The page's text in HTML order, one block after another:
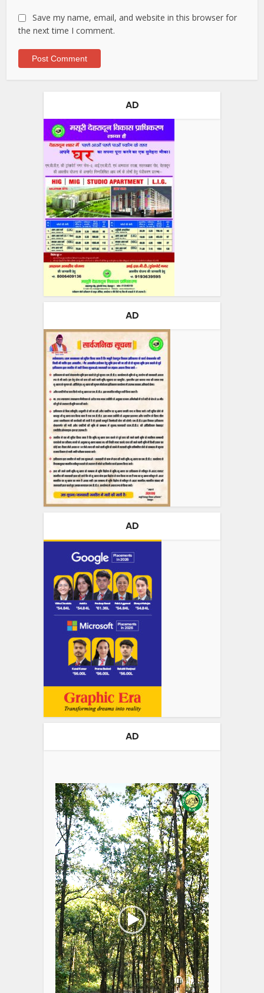
Save my name, email, and website in this browser for
the next time I comment.
AD
AD
AD
AD